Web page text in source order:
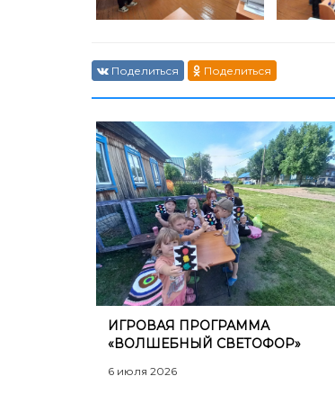
Поделиться Поделиться
​ИГРОВАЯ ПРОГРАММА
«ВОЛШЕБНЫЙ СВЕТОФОР»
6 июля 2026